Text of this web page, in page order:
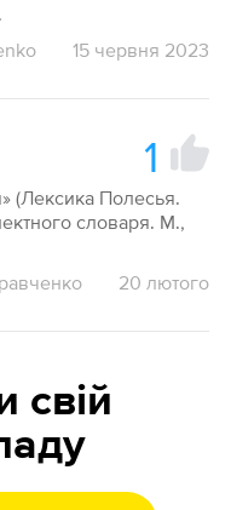
15 червня 2023
1
(Лексика Полесья.
словаря. М.,
20 лютого
свій